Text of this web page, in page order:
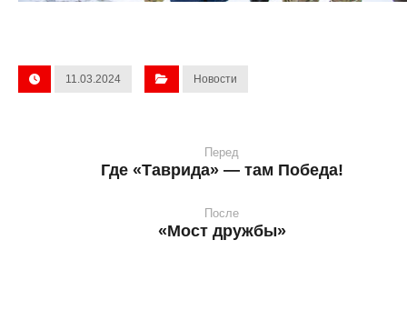
11.03.2024 Новости
Перед
Где «Таврида» — там Победа!
После
«Мост дружбы»